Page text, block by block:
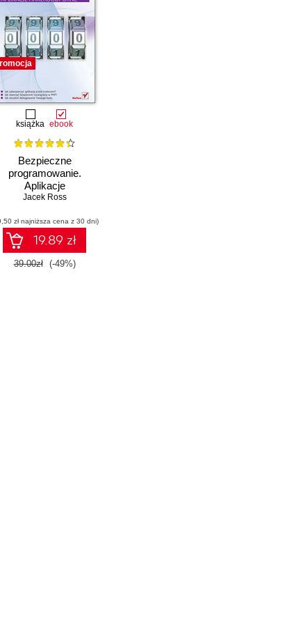
książka ebook
Bezpieczne
programowanie.
Aplikacje
hakeroodporne
Jacek Ross
zł najniższa cena z 30 dni)
19.89 zł
39.00zł (-49%)